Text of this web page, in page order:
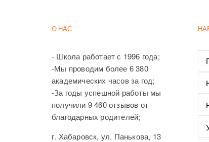
О НАС
- Школа работает с 1996 года;
-Мы проводим более 6 380
академических часов за год;
-За годы успешной работы мы
получили 9 460 отзывов от
благодарных родителей;
г. Хабаровск, ул. Панькова, 13